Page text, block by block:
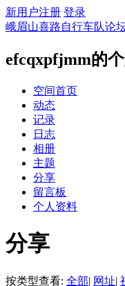
新用户注册 登录
峨眉山喜路自行车队论
efcqxpfjmm的
空间首页
动态
记录
日志
相册
主题
分享
留言板
个人资料
分享
按类型查看: 全部| 网址|